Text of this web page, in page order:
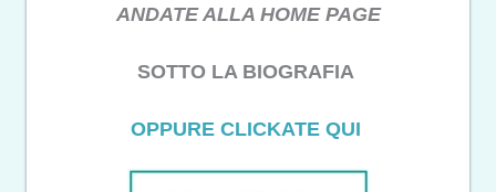
ANDATE ALLA HOME PAGE
SOTTO LA BIOGRAFIA
OPPURE CLICKATE QUI